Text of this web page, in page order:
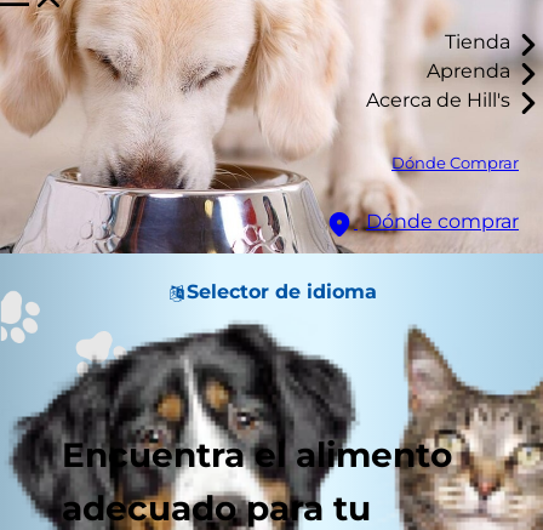
Tienda
Aprenda
Acerca de Hill's
Dónde Comprar
Dónde comprar
Selector de idioma
Encuentra el alimento
adecuado para tu